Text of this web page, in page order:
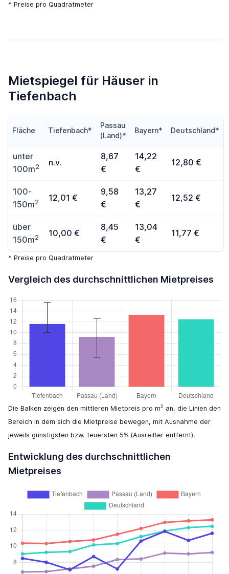
* Preise pro Quadratmeter
Mietspiegel für Häuser in
Tiefenbach
Fläche Tiefenbach*
Passau
(Land)*
Bayern* Deutschland*
unter
100m2 n.v.
8,67
€
14,22
€
12,80 €
100-
150m2 12,01 €
9,58
€
13,27
€
12,52 €
über
150m2 10,00 €
8,45
€
13,04
€
11,77 €
* Preise pro Quadratmeter
Vergleich des durchschnittlichen Mietpreises
Die Balken zeigen den mittleren Mietpreis pro m2 an, die Linien den
Bereich in dem sich die Mietpreise bewegen, mit Ausnahme der
jeweils günstigsten bzw. teuersten 5% (Ausreißer entfernt).
Entwicklung des durchschnittlichen
Mietpreises